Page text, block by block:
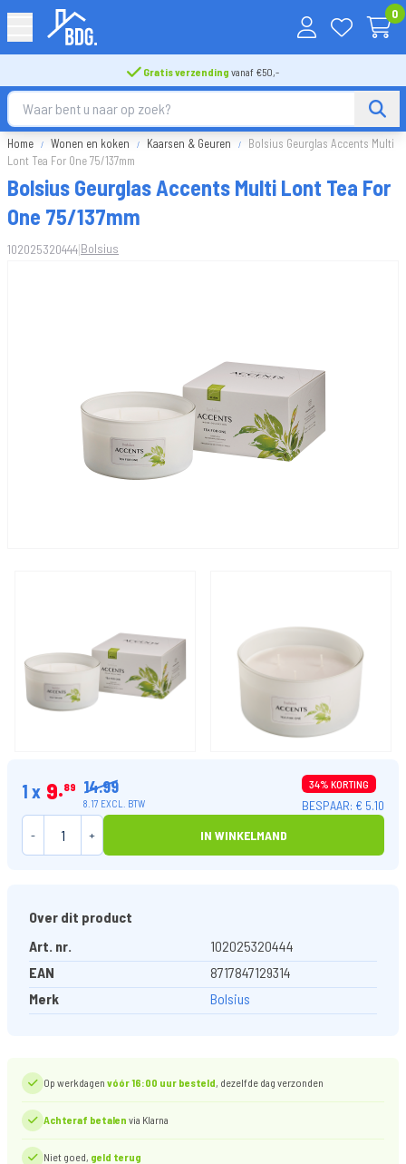
0
Gratis verzending vanaf €50,-
Home Wonen en koken Kaarsen & Geuren
Bolsius Geurglas Accents Multi
Lont Tea For One 75/137mm
Bolsius Geurglas Accents Multi Lont Tea For
One 75/137mm
102025320444|Bolsius
1 x 9 89 14.99
8.17 EXCL. BTW
34% KORTING
BESPAAR: € 5.10
-
+ IN WINKELMAND
Over dit product
Art. nr.
102025320444
EAN
8717847129314
Merk
Bolsius
Op werkdagen vóór 16:00 uur besteld, dezelfde dag verzonden
Achteraf betalen via Klarna
Niet goed, geld terug